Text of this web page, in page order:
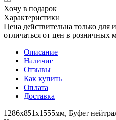
Хочу в подарок
Характеристики
Цена действительна только для
отличаться от цен в розничных
Описание
Наличие
Отзывы
Как купить
Оплата
Доставка
1286х851х1555мм, Буфет